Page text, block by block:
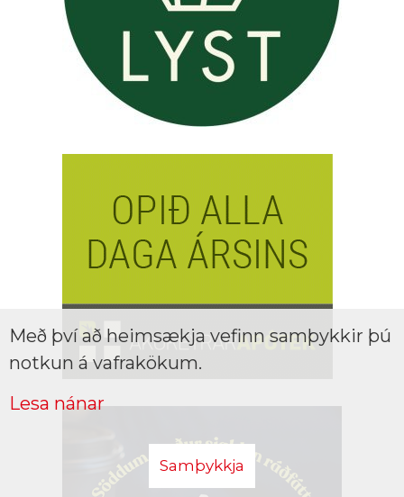
Með því að heimsækja vefinn samþykkir þú
notkun á vafrakökum.
Lesa nánar
Samþykkja